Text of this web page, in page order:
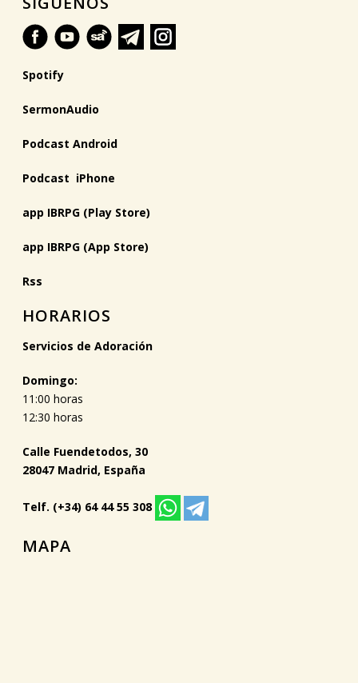
Spotify
SermonAudio
Podcast Android
Podcast iPhone
app IBRPG (Play Store)
app IBRPG (App Store)
Rss
HORARIOS
Servicios de Adoración
Domingo:
11:00 horas
12:30 horas
Calle Fuendetodos, 30
28047 Madrid, España
Telf. (+34) 64 44 55 308
MAPA